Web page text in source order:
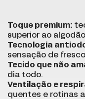
Toque premium:
superior ao
Tecnologia
sensação de
Tecido que não
dia todo.
Ventilação e
quentes e rotinas